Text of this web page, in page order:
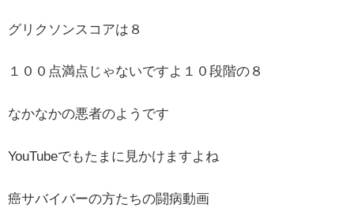
グリクソンスコアは８
１００点満点じゃないですよ１０段階の８
なかなかの悪者のようです
YouTubeでもたまに見かけますよね
癌サバイバーの方たちの闘病動画